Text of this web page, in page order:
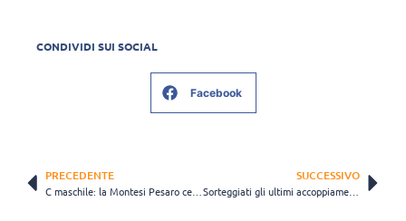
CONDIVIDI SUI SOCIAL
Facebook
PRECEDENTE SUCCESSIVO
Sorteggiati gli ultimi accoppiamenti e definiti i gironi delle Finali Nazionali Giovanili